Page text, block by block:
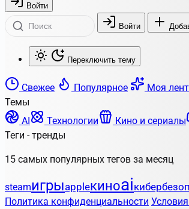
Войти
Войти
Переключить тему
Свежее Популярное Моя
Темы
AI
Технологии Кино и сериалы
Теги - тренды
15 самых популярных тегов за месяц
steamигрыappleкиноai
Политика конфиденциальности